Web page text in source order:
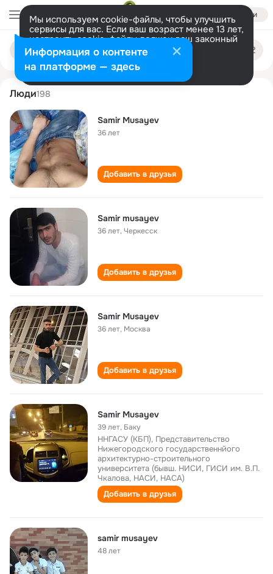
Войти
Мы используем cookie-файлы, чтобы улучшить
сервисы для вас. Если ваш возраст менее 13 лет,
настроить cookie-файлы должен ваш законный
представитель. Больше информации
Разрешить все Настроить
Поиск
людям
samir musayev
Люди198
Samir Musayev
36 лет
Добавить в друзья
Samir musayev
36 лет,Черкесск
Добавить в друзья
Samir Musayev
36 лет, Москва
Добавить в друзья
Samir Musayev
39 лет, Баку
ННГАСУ (КБП), Представительство
Нижегородского государственнйого
архитектурно-строительного
университета (бывш. НИСИ, ГИСИ им. В.П.
Чкалова, НАСИ, НАСА)
Добавить в друзья
samir musayev
48 лет
Информация о контенте
на платформе — здесь